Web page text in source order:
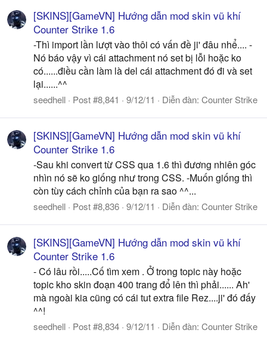
[SKINS][GameVN] Hướng dẫn mod skin vũ khí
Counter Strike 1.6
-Thì import lần lượt vào thôi có vấn đề ji' đâu nhể.... -
Nó báo vậy vì cái attachment nó set bị lỗi hoặc ko
có......điều cần làm là del cái attachment đó đi và set
lại......^^
seedhell Post #8,841 9/12/11 Diễn đàn: Counter Strike
[SKINS][GameVN] Hướng dẫn mod skin vũ khí
Counter Strike 1.6
-Sau khi convert từ CSS qua 1.6 thì đương nhiên góc
nhìn nó sẽ ko giống như trong CSS. -Muốn giống thì
còn tùy cách chỉnh của bạn ra sao ^^...
seedhell Post #8,836 9/12/11 Diễn đàn: Counter Strike
[SKINS][GameVN] Hướng dẫn mod skin vũ khí
Counter Strike 1.6
- Có lâu rồi.....Cố tìm xem . Ở trong topic này hoặc
topic kho skin đoạn 400 trang đổ lên thì phải...... Ah'
mà ngoài kia cũng có cái tut extra file Rez....ji' đó đấy
^^!
seedhell Post #8,834 9/12/11 Diễn đàn: Counter Strike